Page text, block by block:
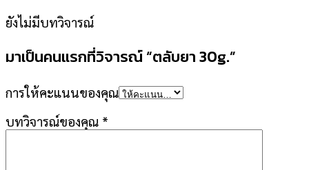
ยังไม่มีบทวิจารณ์
มาเป็นคนแรกที่วิจารณ์ “ตลับยา 30g.”
การให้คะแนนของคุณ
บทวิจารณ์ของคุณ *